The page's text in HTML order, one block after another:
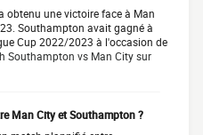
obtenu une victoire face à Man
Southampton avait gagné à
Cup 2022/2023 à l'occasion de
Southampton vs Man City sur
Man City et Southampton ?